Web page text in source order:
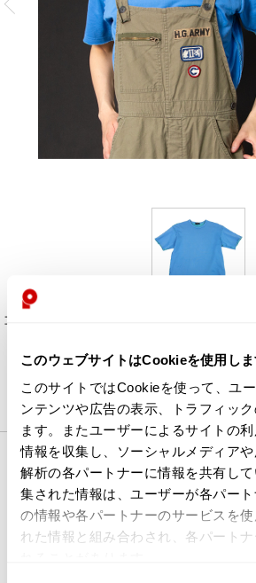
このウェブサイトはCookieを使用し
このサイトではCookieを使って、ユ
ンテンツや広告の表示、トラフィッ
ます。またユーザーによるサイトの
情報を収集し、ソーシャルメディア
解析の各パートナーに情報を共有し
集された情報は、ユーザーが各パー
の情報や各パートナーのサービスを
れた情報と組み合わされ、各パート
コムデギャルソン オムCOMME des
SOLD OUT